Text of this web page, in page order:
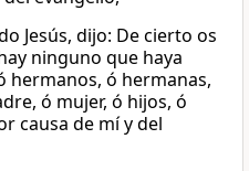
Jesús, dijo: De cierto os
ninguno que haya
hermanos, ó hermanas,
ó mujer, ó hijos, ó
causa de mí y del